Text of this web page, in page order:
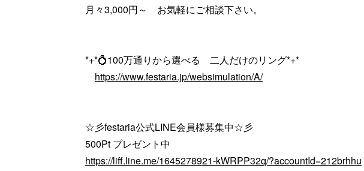
月々3,000円～ お気軽にご相談下さい。
*+*💍100万通りから選べる 二人だけのリング*+*
https://www.festaria.jp/websimulation/A/
☆彡festaria公式LINE会員様募集中☆彡
500Pt プレゼント中
https://liff.line.me/1645278921-kWRPP32q/?accountId=212brhhu